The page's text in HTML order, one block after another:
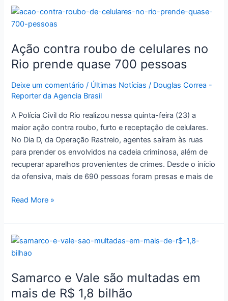
Ação contra roubo de celulares no
Rio prende quase 700 pessoas
Deixe um comentário / Últimas Notícias / Douglas Correa -
Reporter da Agencia Brasil
A Polícia Civil do Rio realizou nessa quinta-feira (23) a
maior ação contra roubo, furto e receptação de celulares.
No Dia D, da Operação Rastreio, agentes saíram às ruas
para prender os envolvidos na cadeia criminosa, além de
recuperar aparelhos provenientes de crimes. Desde o início
da ofensiva, mais de 690 pessoas foram presas e mais de
Ação
contra
de
celulares
Rio
prende
pessoas
Read More »
Samarco e Vale são multadas em
mais de R$ 1,8 bilhão
Samarco
e
são
multadas